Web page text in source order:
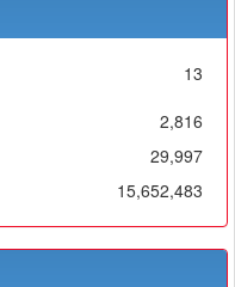
13
2,816
29,997
15,652,483